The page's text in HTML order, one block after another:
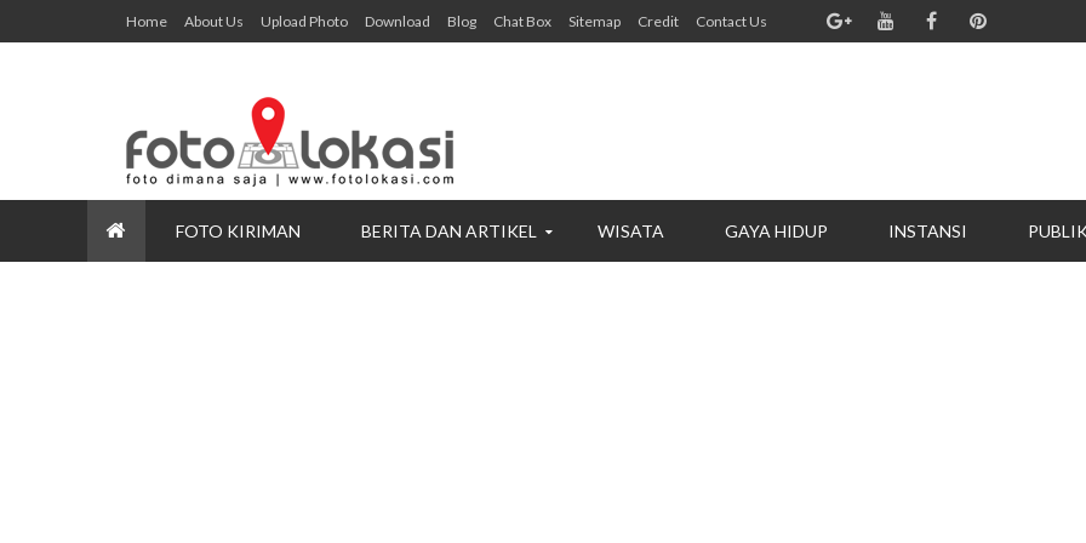
Home About Us Upload Photo Download Blog Chat Box Sitemap Credit Contact Us
FOTO KIRIMAN BERITA DAN ARTIKEL WISATA GAYA HIDUP INSTANSI